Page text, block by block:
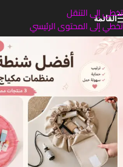
تخطي إلى التنقل
تخطي إلى المحتوى الرئيسي
القائمة